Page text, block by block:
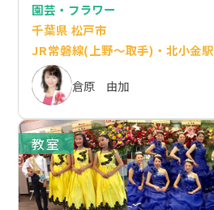
園芸・フラワー
千葉県 松戸市
JR常磐線(上野～取手)・北小金駅
倉原 由加
教室